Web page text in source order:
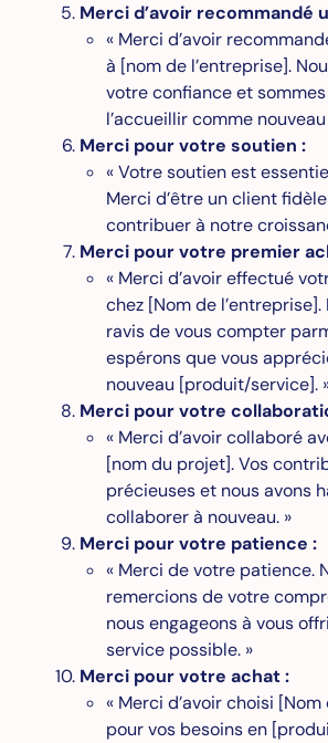
Merci d’avoir recommandé
« Merci d’avoir
à [nom de l’entreprise].
votre confiance et
l’accueillir comme
Merci pour votre soutien :
« Votre soutien est
Merci d’être un client
contribuer à notre
Merci pour votre premier
« Merci d’avoir effectué
chez [Nom de
ravis de vous compter
espérons que vous
nouveau [produit/service].
Merci pour votre
« Merci d’avoir collaboré
[nom du projet]. Vos
précieuses et nous avons
collaborer à nouveau. »
Merci pour votre patience :
« Merci de votre patience.
remercions de votre
nous engageons à vous
service possible. »
Merci pour votre achat :
« Merci d’avoir choisi [Nom
pour vos besoins en